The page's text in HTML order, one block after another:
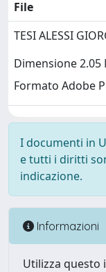
File
TESI ALESSI
Dimensione 2.05
Formato Adobe
I documenti in
e tutti i diritti
indicazione.
Informazioni
Utilizza questo